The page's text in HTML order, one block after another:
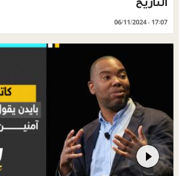
06/11/2024 - 17:07